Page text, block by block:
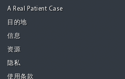
A Real Patient Case
目的地
信息
资源
隐私
使用条款